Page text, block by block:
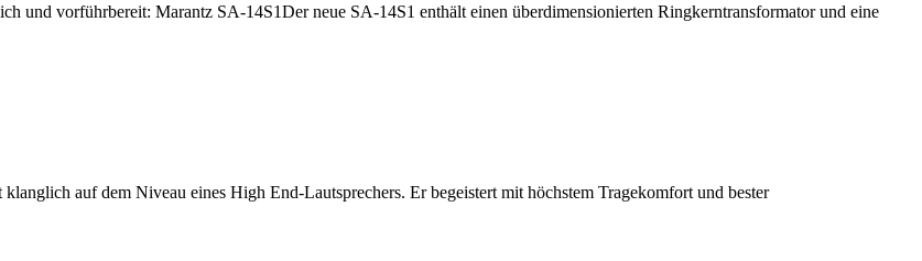
und vorführbereit: Marantz SA-14S1Der neue SA-14S1 enthält einen überdimensionierten Ringkerntransformator und eine
auf dem Niveau eines High End-Lautsprechers. Er begeistert mit höchstem Tragekomfort und bester